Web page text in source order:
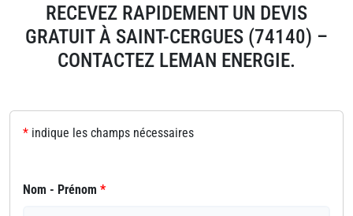
RECEVEZ RAPIDEMENT UN DEVIS
GRATUIT À SAINT-CERGUES (74140) –
CONTACTEZ LEMAN ENERGIE.
* indique les champs nécessaires
Nom - Prénom *